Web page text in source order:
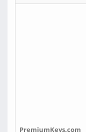
PremiumKeys.com